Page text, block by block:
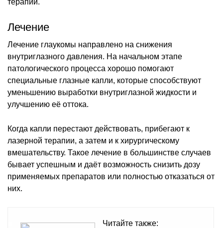
Лечение
Лечение глаукомы направлено на снижения
внутриглазного давления. На начальном этапе
патологического процесса хорошо помогают
специальные глазные капли, которые способствуют
уменьшению выработки внутриглазной жидкости и
улучшению её оттока.
Когда капли перестают действовать, прибегают к
лазерной терапии, а затем и к хирургическому
вмешательству. Такое лечение в большинстве случаев
бывает успешным и даёт возможность снизить дозу
применяемых препаратов или полностью отказаться от
них.
Читайте также: